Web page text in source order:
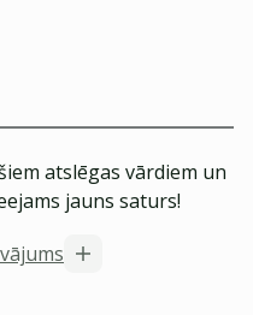
atslēgas vārdiem un
jauns saturs!